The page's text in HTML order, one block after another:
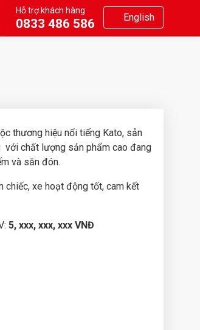
Hỗ trợ khách hàng
0833 486 586 English
thương hiệu nổi tiếng Kato, sản
với chất lượng sản phẩm cao đang
và săn đón.
chiếc, xe hoạt động tốt, cam kết
5, xxx, xxx, xxx VNĐ